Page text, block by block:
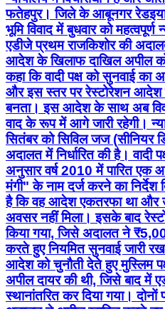
फतेहपुर। जिले के आबूनगर रेडइया
भूमि विवाद में बुधवार को
एडीजे प्रथम राजकिशोर की
आदेश के खिलाफ दाखिल अपील
कहा कि वादी पक्ष को सुनवाई का
और इस स्तर पर रेस्टोरेशन आदेश
बनता। इस आदेश के साथ अब
वाद के रूप में आगे जारी रहेगी।
सितंबर को सिविल जज (सीनियर
अदालत में निर्धारित की है। वादी
अनुसार वर्ष 2010 में पारित एक
मंगी" के नाम दर्ज करने का निर्देश
है कि वह आदेश एकतरफा था और
अवसर नहीं मिला। इसके बाद
किया गया, जिसे अदालत ने
करते हुए नियमित सुनवाई जारी
आदेश को चुनौती देते हुए मुस्लिम
अपील दायर की थी, जिसे बाद में
स्थानांतरित कर दिया गया।